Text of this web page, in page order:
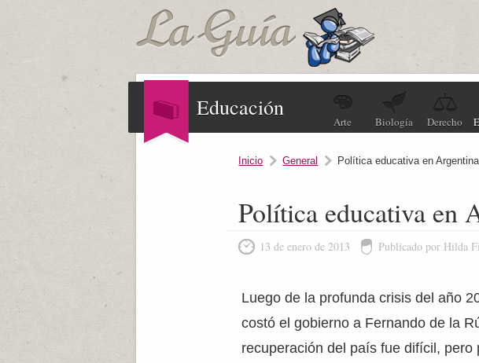
Educación
Arte Biología Derecho
Inicio General Política educativa en Argentina
Política educativa en
13 de enero de 2013 Publicado por Hilda
Luego de la profunda crisis del año
costó el gobierno a Fernando de la
recuperación del país fue difícil, pero